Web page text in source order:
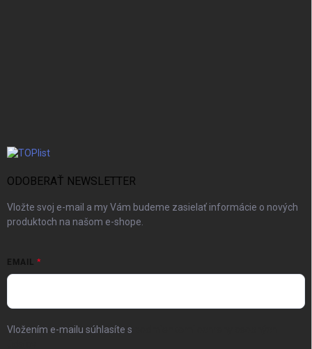
ODOBERAŤ NEWSLETTER
Vložte svoj e-mail a my Vám budeme zasielať informácie o nových
produktoch na našom e-shope.
EMAIL
Vložením e-mailu súhlasíte s